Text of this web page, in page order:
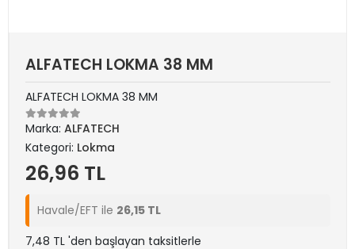
ALFATECH LOKMA 38 MM
ALFATECH LOKMA 38 MM
Marka: ALFATECH
Kategori: Lokma
26,96 TL
Havale/EFT ile 26,15 TL
7,48 TL 'den başlayan taksitlerle